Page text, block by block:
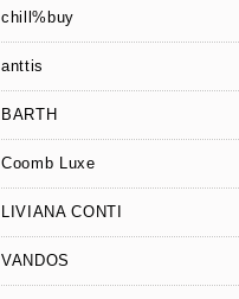
chill%buy
anttis
BARTH
Coomb Luxe
LIVIANA CONTI
VANDOS